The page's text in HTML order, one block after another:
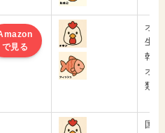
で見る
オ
生肉
乾
オ
類
国